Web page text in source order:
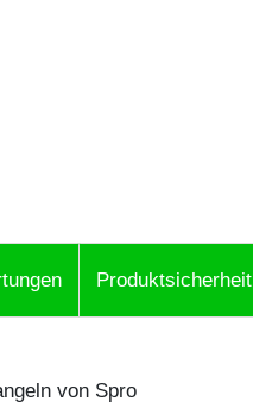
Produktsicherheit
von Spro